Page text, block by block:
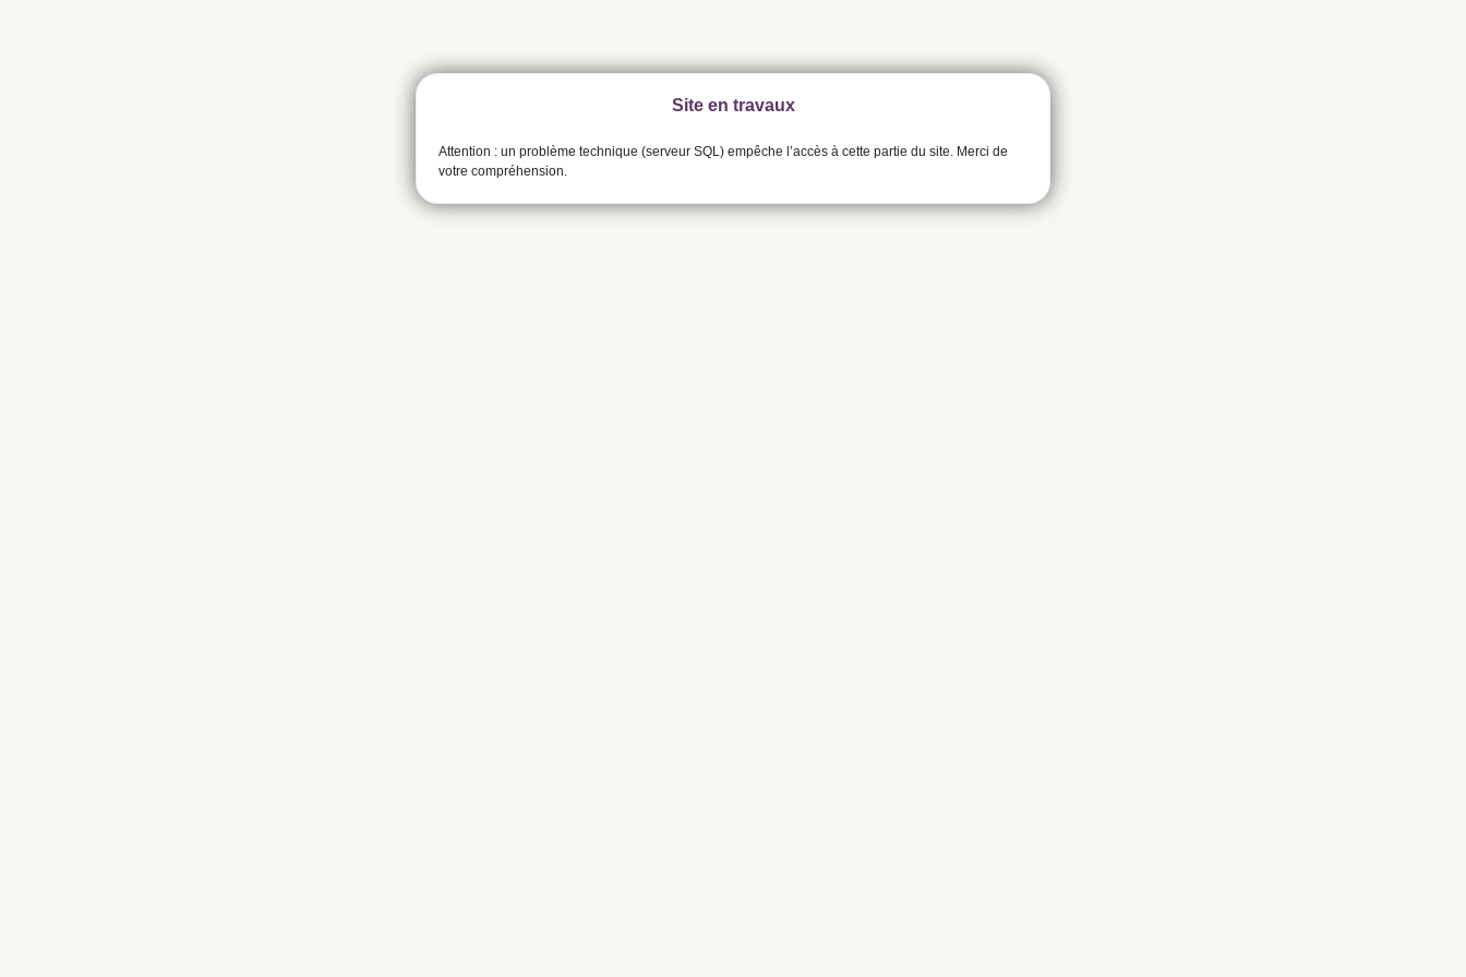
Site en travaux
Attention : un problème technique (serveur SQL) empêche l’accès à cette partie du site. Merci de
votre compréhension.